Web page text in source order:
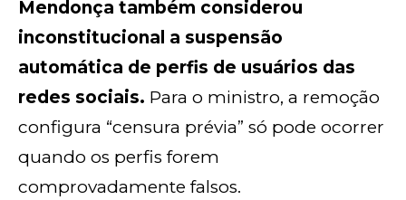
Mendonça também considerou
inconstitucional a suspensão
automática de perfis de usuários das
redes sociais. Para o ministro, a remoção
configura “censura prévia” só pode ocorrer
quando os perfis forem
comprovadamente falsos.